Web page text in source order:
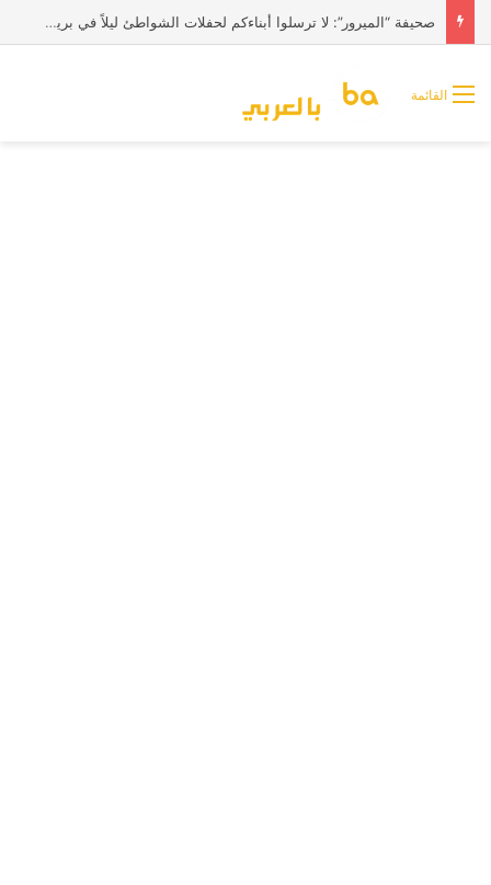
صحيفة “الميرور”: لا ترسلوا أبناءكم لحفلات الشواطئ ليلاً في بريطانيا
القائمة